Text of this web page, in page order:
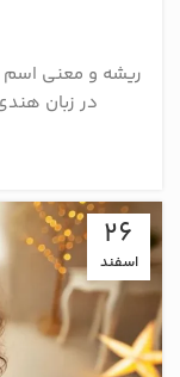
ریشه و معنی اسم
در زبان
26
اسفند